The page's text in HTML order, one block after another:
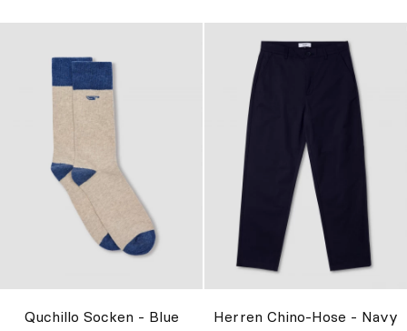
Quchillo Socken - Blue Herren Chino-Hose - Navy